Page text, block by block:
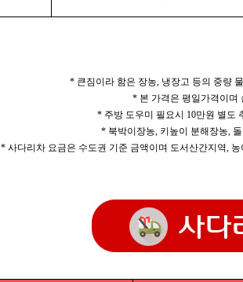
* 큰짐이라 함은 장농, 냉장고 등의 중량
* 본 가격은 평일가격이며
* 주방 도우미 필요시 10만원 별도
* 북박이장농, 키높이 분해장농,
* 사다리차 요금은 수도권 기준 금액이며 도서산간지역,